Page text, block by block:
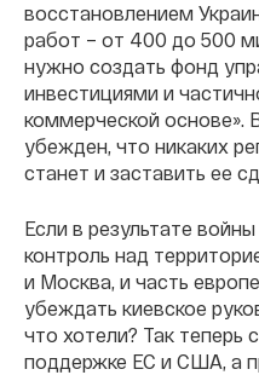
восстановлением
работ – от 400 до 500
нужно создать фонд
инвестициями и
коммерческой
убежден, что никаких
станет и заставить ее
Если в результате
контроль над
и Москва, и часть
убеждать киевское
что хотели? Так теперь
поддержке ЕС и США, а